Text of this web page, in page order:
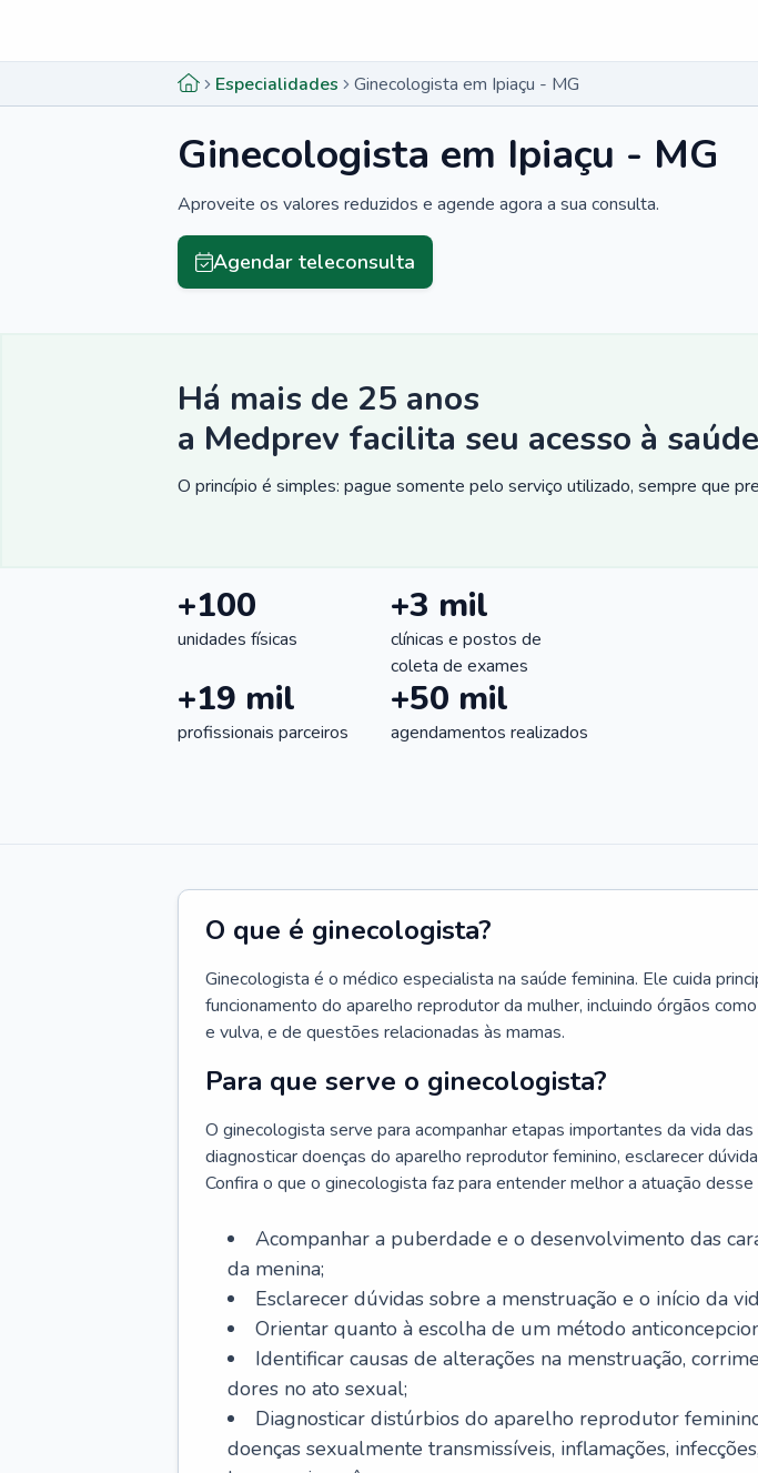
Especialidades Ginecologista em Ipiaçu - MG
Ginecologista em Ipiaçu - MG
Aproveite os valores reduzidos e agende agora a sua consulta.
Agendar teleconsulta
Há mais de 25 anos
a Medprev facilita seu acesso à saúde
O princípio é simples: pague somente pelo serviço utilizado, sempre que
+100
unidades físicas
+3 mil
clínicas e postos de
coleta de exames
+19 mil
profissionais parceiros
+50 mil
agendamentos realizados
O que é ginecologista?
Ginecologista é o médico especialista na saúde feminina. Ele cuida
funcionamento do aparelho reprodutor da mulher, incluindo órgãos
e vulva, e de questões relacionadas às mamas.
Para que serve o ginecologista?
O ginecologista serve para acompanhar etapas importantes da vida das
diagnosticar doenças do aparelho reprodutor feminino, esclarecer
Confira o que o ginecologista faz para entender melhor a atuação desse
Acompanhar a puberdade e o desenvolvimento das
da menina;
Esclarecer dúvidas sobre a menstruação e o início da
Orientar quanto à escolha de um método
Identificar causas de alterações na menstruação,
dores no ato sexual;
Diagnosticar distúrbios do aparelho reprodutor
doenças sexualmente transmissíveis, inflamações,